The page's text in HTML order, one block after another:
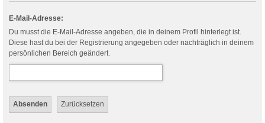
E-Mail-Adresse:
Du musst die E-Mail-Adresse angeben, die in deinem Profil hinterlegt ist.
Diese hast du bei der Registrierung angegeben oder nachträglich in deinem
persönlichen Bereich geändert.